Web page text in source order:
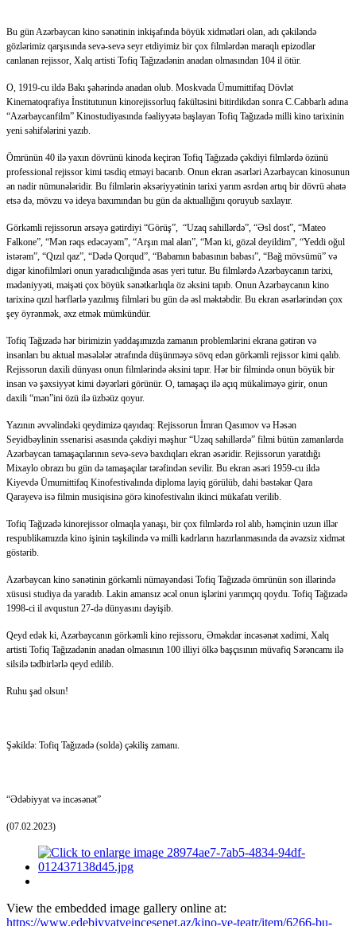
Bu gün Azərbaycan kino sənətinin inkişafında böyük xidmətləri olan, adı çəkiləndə
gözlərimiz qarşısında sevə-sevə seyr etdiyimiz bir çox filmlərdən maraqlı epizodlar
canlanan rejissor, Xalq artisti Tofiq Tağızadənin anadan olmasından 104 il ötür.
O, 1919-cu ildə Bakı şəhərində anadan olub. Moskvada Ümumittifaq Dövlət
Kinematoqrafiya İnstitutunun kinorejissorluq fakültəsini bitirdikdən sonra C.Cabbarlı adına
“Azərbaycanfilm” Kinostudiyasında fəaliyyətə başlayan Tofiq Tağızadə milli kino tarixinin
yeni səhifələrini yazıb.
Ömrünün 40 ilə yaxın dövrünü kinoda keçirən Tofiq Tağızadə çəkdiyi filmlərdə özünü
professional rejissor kimi təsdiq etməyi bacarıb. Onun ekran əsərləri Azərbaycan kinosunun
ən nadir nümunələridir. Bu filmlərin əksəriyyətinin tarixi yarım əsrdən artıq bir dövrü əhatə
etsə də, mövzu və ideya baxımından bu gün da aktuallığını qoruyub saxlayır.
Görkəmli rejissorun ərsəyə gətirdiyi “Görüş”, “Uzaq sahillərdə”, “Əsl dost”, “Mateo
Falkone”, “Mən rəqs edəcəyəm”, “Arşın mal alan”, “Mən ki, gözəl deyildim”, “Yeddi oğul
istərəm”, “Qızıl qaz”, “Dədə Qorqud”, “Babamın babasının babası”, “Bağ mövsümü” və
digər kinofilmləri onun yaradıcılığında əsas yeri tutur. Bu filmlərdə Azərbaycanın tarixi,
mədəniyyəti, məişəti çox böyük sənətkarlıqla öz əksini tapıb. Onun Azərbaycanın kino
tarixinə qızıl hərflərlə yazılmış filmləri bu gün də əsl məktəbdir. Bu ekran əsərlərindən çox
şey öyrənmək, əxz etmək mümkündür.
Tofiq Tağızadə hər birimizin yaddaşımızda zamanın problemlərini ekrana gətirən və
insanları bu aktual məsələlər ətrafında düşünməyə sövq edən görkəmli rejissor kimi qalıb.
Rejissorun daxili dünyası onun filmlərində əksini tapır. Hər bir filmində onun böyük bir
insan və şəxsiyyət kimi dəyərləri görünür. O, tamaşaçı ilə açıq mükaliməyə girir, onun
daxili “mən”ini özü ilə üzbəüz qoyur.
Yazının əvvəlindəki qeydimizə qayıdaq: Rejissorun İmran Qasımov və Həsən
Seyidbəylinin ssenarisi əsasında çəkdiyi məşhur “Uzaq sahillərdə” filmi bütün zamanlarda
Azərbaycan tamaşaçılarının sevə-sevə baxdıqları ekran əsəridir. Rejissorun yaratdığı
Mixaylo obrazı bu gün də tamaşaçılar tərəfindən sevilir. Bu ekran əsəri 1959-cu ildə
Kiyevdə Ümumittifaq Kinofestivalında diploma layiq görülüb, dahi bəstəkar Qara
Qarayevə isə filmin musiqisinə görə kinofestivalın ikinci mükafatı verilib.
Tofiq Tağızadə kinorejissor olmaqla yanaşı, bir çox filmlərdə rol alıb, həmçinin uzun illər
respublikamızda kino işinin təşkilində və milli kadrların hazırlanmasında da əvəzsiz xidmət
göstərib.
Azərbaycan kino sənətinin görkəmli nümayəndəsi Tofiq Tağızadə ömrünün son illərində
xüsusi studiya da yaradıb. Lakin amansız əcəl onun işlərini yarımçıq qoydu. Tofiq Tağızadə
1998-ci il avqustun 27-də dünyasını dəyişib.
Qeyd edək ki, Azərbaycanın görkəmli kino rejissoru, Əməkdar incəsənət xadimi, Xalq
artisti Tofiq Tağızadənin anadan olmasının 100 illiyi ölkə başçısının müvafiq Sərəncamı ilə
silsilə tədbirlərlə qeyd edilib.
Ruhu şad olsun!
Şəkildə: Tofiq Tağızadə (solda) çəkiliş zamanı.
“Ədəbiyyat və incəsənət”
(07.02.2023)
View the embedded image gallery online at:
https://www.edebiyyatveincesenet.az/kino-ve-teatr/item/6266-bu-